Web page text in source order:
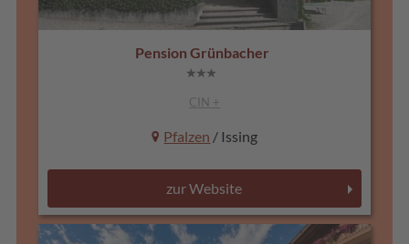
Pension Grünbacher
CIN +
Pfalzen / Issing
zur Website